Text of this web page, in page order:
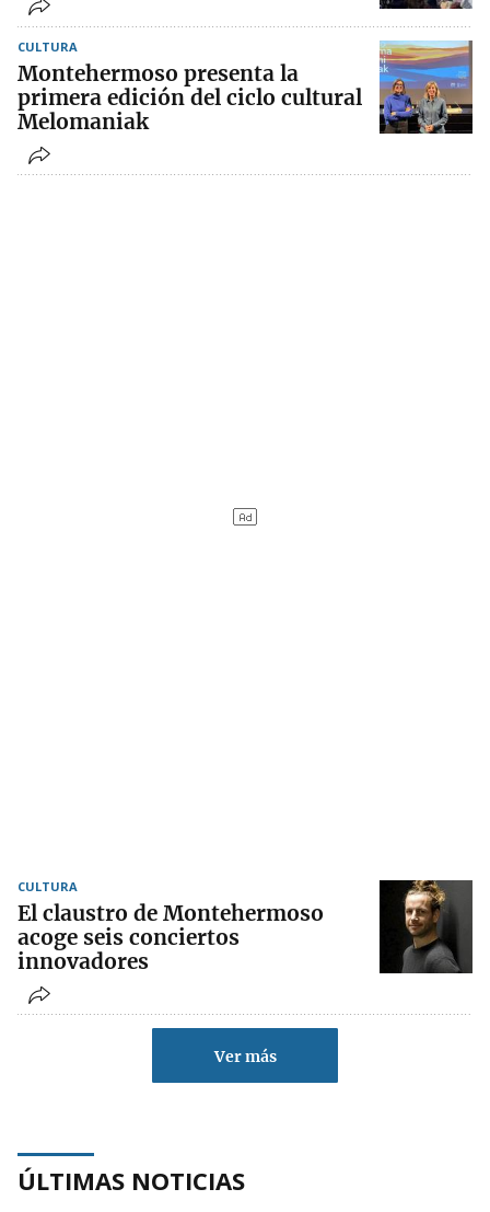
CULTURA
Montehermoso presenta la
primera edición del ciclo cultural
Melomaniak
CULTURA
El claustro de Montehermoso
acoge seis conciertos
innovadores
Ver más
ÚLTIMAS NOTICIAS